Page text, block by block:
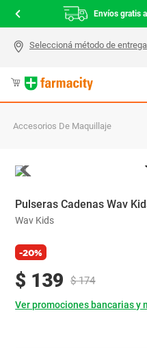
Envíos gratis
Accesorios De Maquillaje
Pulseras Cadenas Wav
Wav Kids
-20%
$ 139 $ 174
Ver promociones bancarias y